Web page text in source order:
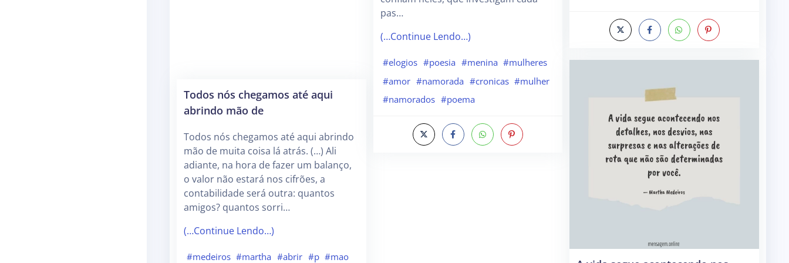
Todos nós chegamos até aqui
abrindo mão de
Todos nós chegamos até aqui abrindo
mão de muita coisa lá atrás. (…) Ali
adiante, na hora de fazer um balanço,
o valor não estará nos cifrões, a
contabilidade será outra: quantos
amigos? quantos sorri…
(…Continue Lendo…)
#medeiros #martha #abrir #p #mao
pas…
(…Continue Lendo…)
#elogios #poesia #menina #mulheres
#amor #namorada #cronicas #mulher
#namorados #poema